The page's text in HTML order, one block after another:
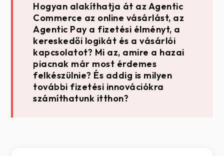
Hogyan alakíthatja át az Agentic
Commerce az online vásárlást, az
Agentic Pay a fizetési élményt, a
kereskedői logikát és a vásárlói
kapcsolatot? Mi az, amire a hazai
piacnak már most érdemes
felkészülnie? És addig is milyen
további fizetési innovációkra
számíthatunk itthon?